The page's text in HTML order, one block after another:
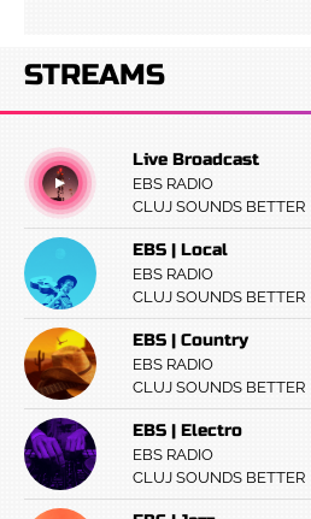
STREAMS
Live Broadcast
EBS RADIO
CLUJ SOUNDS BETTER
EBS | Local
EBS RADIO
CLUJ SOUNDS BETTER
EBS | Country
EBS RADIO
CLUJ SOUNDS BETTER
EBS | Electro
EBS RADIO
CLUJ SOUNDS BETTER